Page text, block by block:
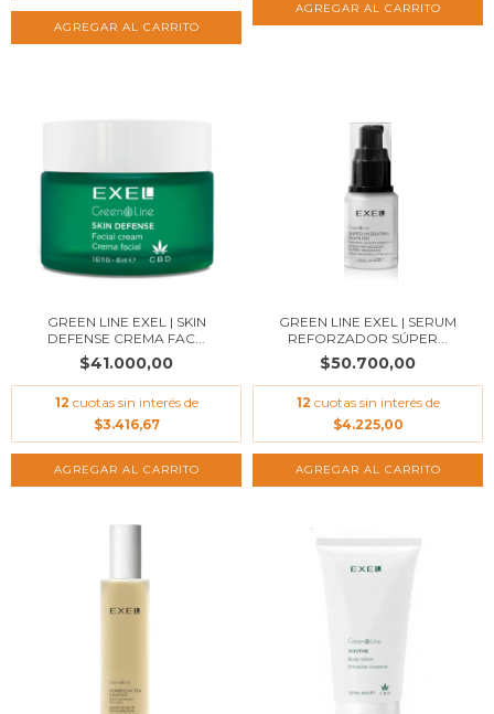
GREEN LINE EXEL | SKIN
DEFENSE CREMA FAC...
$41.000,00
12 cuotas sin interés de
$3.416,67
GREEN LINE EXEL | SERUM
REFORZADOR SÚPER...
$50.700,00
12 cuotas sin interés de
$4.225,00